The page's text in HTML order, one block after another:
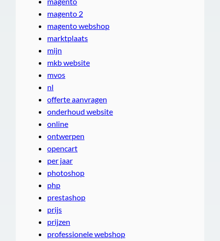
magento 2
magento webshop
marktplaats
mijn
mkb website
mvos
nl
offerte aanvragen
onderhoud website
online
ontwerpen
opencart
per jaar
photoshop
php
prestashop
prijs
prijzen
professionele webshop